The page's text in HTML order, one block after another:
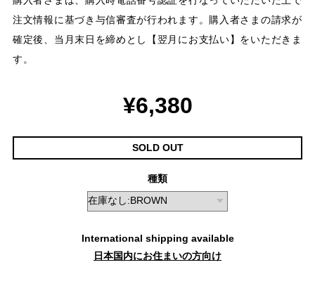
注文情報に基づき与信審査が行われます。購入者さまの請求が
確定後、当月末日を締めとし【翌月にお支払い】をいただきま
す。
¥6,380
SOLD OUT
種類
International shipping available
日本国内にお住まいの方向け